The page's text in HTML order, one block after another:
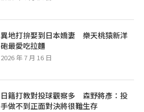
異地打拚娶到日本嬌妻 樂天桃猿新洋
砲最愛吃拉麵
2026 年 7 月 16 日
日籍打教對投球觀察多 森野將彥：投
手做不到正面對決將很難生存